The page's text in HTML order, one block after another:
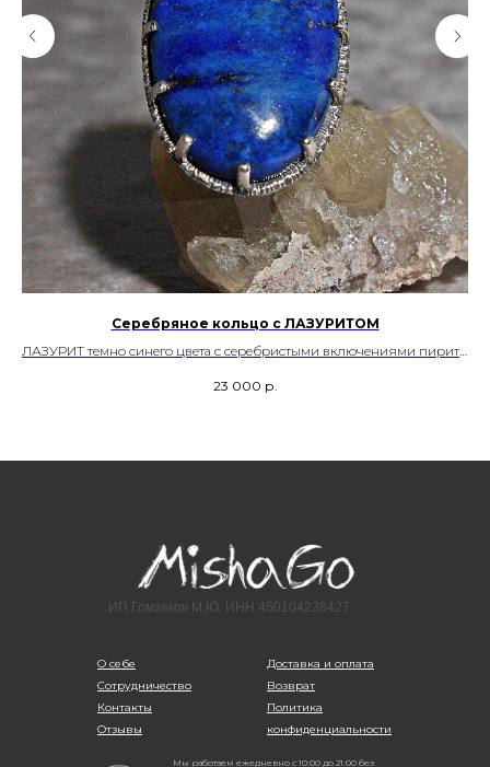
Серебряное кольцо с ЛАЗУРИТОМ
ЛАЗУРИТ темно синего цвета с серебристыми включениями пирита.
23 000 р.
О себе
Сотрудничество
Контакты
Отзывы
ИП Гомзяков М.Ю. ИНН 450104238427
Доставка и оплата
Возврат
Политика
конфиденциальности
Мы работаем ежедневно с 10:00 до 21:00 без